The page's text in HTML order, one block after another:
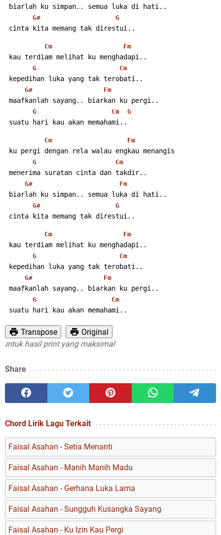
biarlah ku simpan.. semua luka di hati..
G# G
cinta kita memang tak direstui..
Cm Fm
kau terdiam melihat ku menghadapi..
G Cm
kepedihan luka yang tak terobati..
G# Fm
maafkanlah sayang.. biarkan ku pergi..
G Cm G
suatu hari kau akan memahami..
Cm Fm
ku pergi dengan rela walau engkau menangis
G Cm
menerima suratan cinta dan takdir..
G# Fm
biarlah ku simpan.. semua luka di hati..
G# G
cinta kita memang tak direstui..
Cm Fm
kau terdiam melihat ku menghadapi..
G Cm
kepedihan luka yang tak terobati..
G# Fm
maafkanlah sayang.. biarkan ku pergi..
G Cm
suatu hari kau akan memahami..
Transpose
Original
hasil print yang maksimal
Share
Chord Lirik Lagu Terkait
Faisal Asahan - Setia Menanti
Faisal Asahan - Manih Manih Madu
Faisal Asahan - Gerhana Luka Lama
Faisal Asahan - Sungguh Kusangka Sayang
Faisal Asahan - Ku Izin Kau Pergi